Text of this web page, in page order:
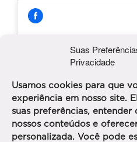
Suas
Privacidade
Usamos cookies para que
experiência em nosso site.
suas preferências,
nossos conteúdos e
personalizada. Você pode
ativar este